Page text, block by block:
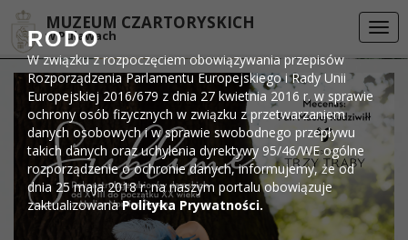
DEKLARACJA DOSTĘPNOŚCI
MUZEUM CZARTORYSKICH
w Puławach
RODO
W związku z rozpoczęciem obowiązywania przepisów
Rozporządzenia Parlamentu Europejskiego i Rady Unii
Europejskiej 2016/679 z dnia 27 kwietnia 2016 r. w sprawie
ochrony osób fizycznych w związku z przetwarzaniem
danych osobowych i w sprawie swobodnego przepływu
takich danych oraz uchylenia dyrektywy 95/46/WE ogólne
rozporządzenie o ochronie danych, informujemy, że od
dnia 25 maja 2018 r. na naszym portalu obowiązuje
zaktualizowanaPolityka Prywatności.